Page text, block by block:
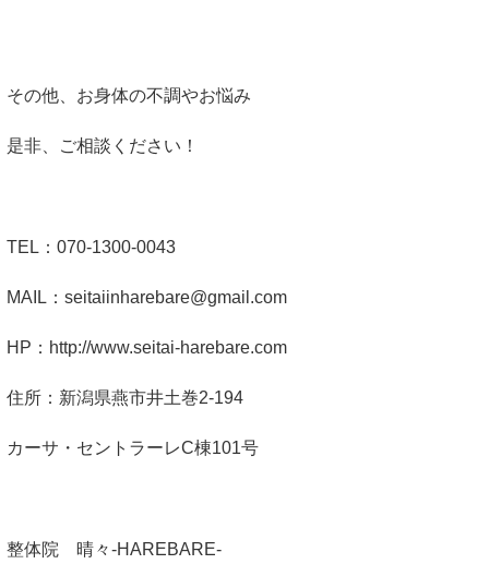
その他、お身体の不調やお悩み
是非、ご相談ください！
TEL：070-1300-0043
MAIL： seitaiinharebare@gmail.com
HP：http://www.seitai-harebare.com
住所：新潟県燕市井土巻2-194
カーサ・セントラーレC棟101号
整体院 晴々-HAREBARE-